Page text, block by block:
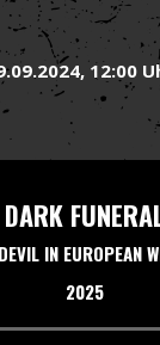
12:00
DARK
IN EUROPEAN
2025